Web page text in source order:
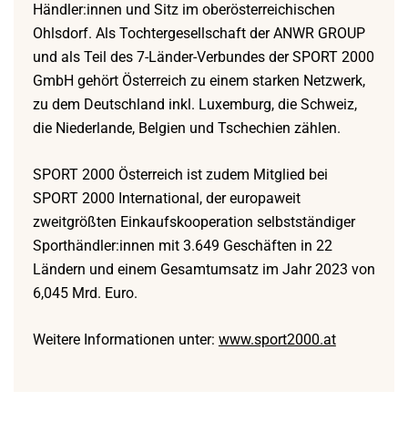
Händler:innen und Sitz im oberösterreichischen
Ohlsdorf. Als Tochtergesellschaft der ANWR GROUP
und als Teil des 7-Länder-Verbundes der SPORT 2000
GmbH gehört Österreich zu einem starken Netzwerk,
zu dem Deutschland inkl. Luxemburg, die Schweiz,
die Niederlande, Belgien und Tschechien zählen.
SPORT 2000 Österreich ist zudem Mitglied bei
SPORT 2000 International, der europaweit
zweitgrößten Einkaufskooperation selbstständiger
Sporthändler:innen mit 3.649 Geschäften in 22
Ländern und einem Gesamtumsatz im Jahr 2023 von
6,045 Mrd. Euro.
Weitere Informationen unter: www.sport2000.at